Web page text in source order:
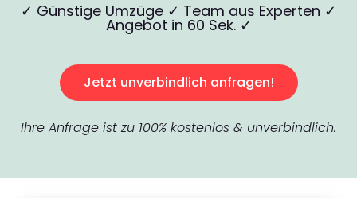
✓ Günstige Umzüge ✓ Team aus Experten ✓
Angebot in 60 Sek. ✓
Jetzt unverbindlich anfragen!
Ihre Anfrage ist zu 100% kostenlos & unverbindlich.